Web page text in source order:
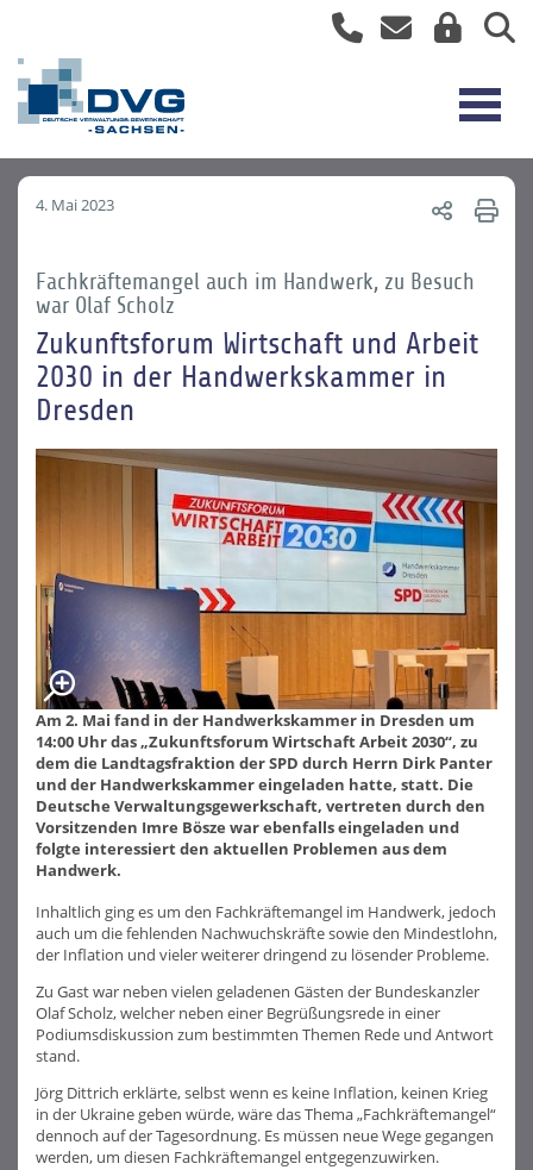
4. Mai 2023
Fachkräftemangel auch im Handwerk, zu Besuch
war Olaf Scholz
Zukunftsforum Wirtschaft und Arbeit
2030 in der Handwerkskammer in
Dresden
Am 2. Mai fand in der Handwerkskammer in Dresden um
14:00 Uhr das „Zukunftsforum Wirtschaft Arbeit 2030“, zu
dem die Landtagsfraktion der SPD durch Herrn Dirk Panter
und der Handwerkskammer eingeladen hatte, statt. Die
Deutsche Verwaltungsgewerkschaft, vertreten durch den
Vorsitzenden Imre Bösze war ebenfalls eingeladen und
folgte interessiert den aktuellen Problemen aus dem
Handwerk.
Inhaltlich ging es um den Fachkräftemangel im Handwerk, jedoch
auch um die fehlenden Nachwuchskräfte sowie den Mindestlohn,
der Inflation und vieler weiterer dringend zu lösender Probleme.
Zu Gast war neben vielen geladenen Gästen der Bundeskanzler
Olaf Scholz, welcher neben einer Begrüßungsrede in einer
Podiumsdiskussion zum bestimmten Themen Rede und Antwort
stand.
Jörg Dittrich erklärte, selbst wenn es keine Inflation, keinen Krieg
in der Ukraine geben würde, wäre das Thema „Fachkräftemangel“
dennoch auf der Tagesordnung. Es müssen neue Wege gegangen
werden, um diesen Fachkräftemangel entgegenzuwirken.